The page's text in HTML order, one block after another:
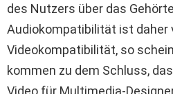
des Nutzers über das
Audiokompatibilität ist daher
Videokompatibilität, so
kommen zu dem Schluss,
Video für Multimedia-